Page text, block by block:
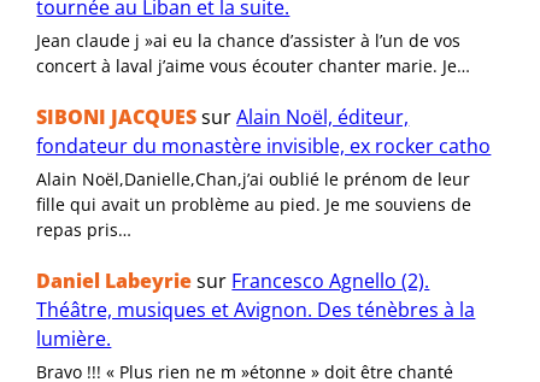
tournée au Liban et la suite.
Jean claude j »ai eu la chance d’assister à l’un de vos
concert à laval j’aime vous écouter chanter marie. Je…
SIBONI JACQUESsurAlain Noël, éditeur,
fondateur du monastère invisible, ex rocker catho
Alain Noël,Danielle,Chan,j’ai oublié le prénom de leur
fille qui avait un problème au pied. Je me souviens de
repas pris…
Daniel Labeyriesur Francesco Agnello (2).
Théâtre, musiques et Avignon. Des ténèbres à la
lumière.
Bravo !!! « Plus rien ne m »étonne » doit être chanté